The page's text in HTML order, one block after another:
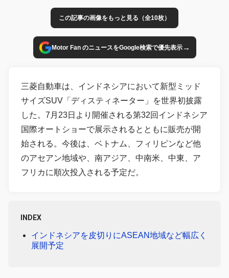
この記事の画像をもっと見る（全10枚）
Motor Fan のニュースをGoogle検索で優先表示→
三菱自動車は、インドネシアにおいて新型ミッド
サイズSUV「ディスティネーター」を世界初披露
した。7月23日より開催される第32回インドネシア
国際オートショーで展示されるとともに販売が開
始される。今後は、ベトナム、フィリピンなど他
のアセアン地域や、南アジア、中南米、中東、ア
フリカに順次投入される予定だ。
INDEX
インドネシアを皮切りにASEAN地域など幅広く
展開予定